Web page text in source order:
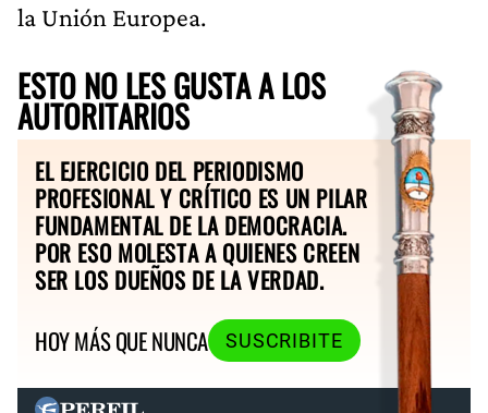
la Unión Europea.
ESTO NO LES GUSTA A LOS
AUTORITARIOS
EL EJERCICIO DEL PERIODISMO
PROFESIONAL Y CRÍTICO ES UN PILAR
FUNDAMENTAL DE LA DEMOCRACIA.
POR ESO MOLESTA A QUIENES CREEN
SER LOS DUEÑOS DE LA VERDAD.
HOY MÁS QUE NUNCA
SUSCRIBITE